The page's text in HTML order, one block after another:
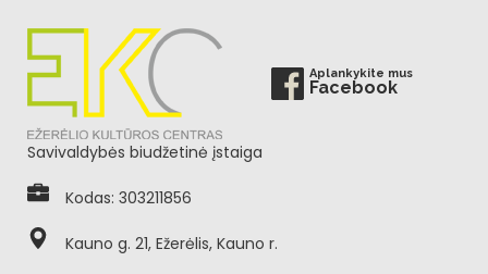
Aplankykite mus
Facebook
Savivaldybės biudžetinė įstaiga
Kodas: 303211856
Kauno g. 21, Ežerėlis, Kauno r.